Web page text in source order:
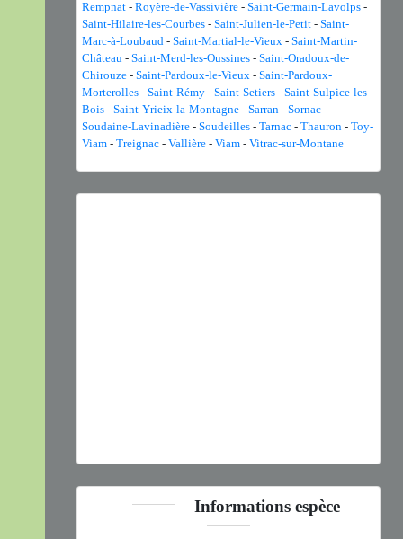
Rempnat - Royère-de-Vassivière - Saint-Germain-Lavolps -
Saint-Hilaire-les-Courbes - Saint-Julien-le-Petit - Saint-
Marc-à-Loubaud - Saint-Martial-le-Vieux - Saint-Martin-
Château - Saint-Merd-les-Oussines - Saint-Oradoux-de-
Chirouze - Saint-Pardoux-le-Vieux - Saint-Pardoux-
Morterolles - Saint-Rémy - Saint-Setiers - Saint-Sulpice-les-
Bois - Saint-Yrieix-la-Montagne - Sarran - Sornac -
Soudaine-Lavinadière - Soudeilles - Tarnac - Thauron - Toy-
Viam - Treignac - Vallière - Viam - Vitrac-sur-Montane
Informations espèce